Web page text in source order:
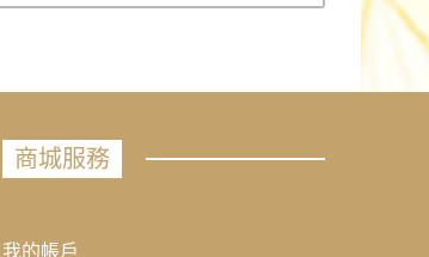
商城服務
我的帳戶